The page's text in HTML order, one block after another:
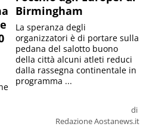
Birmingham
di
Redazione Aostanews.it
La speranza degli
organizzatori è di portare sulla
pedana del salotto buono
della città alcuni atleti reduci
dalla rassegna continentale in
programma ...